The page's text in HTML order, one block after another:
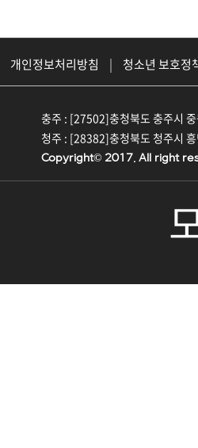
개인정보처리방침 |
청소년 보호정
충주 : [27502]충청북도 충주시
청주 : [28382]충청북도 청주시
Copyright© 2017. All right